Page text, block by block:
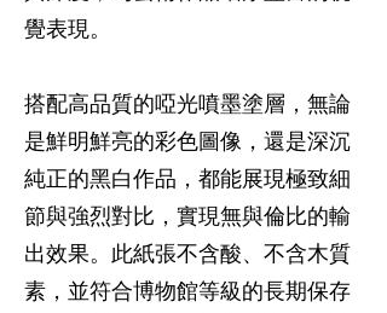
覺表現。
搭配高品質的啞光噴墨塗層，無論
是鮮明鮮亮的彩色圖像，還是深沉
純正的黑白作品，都能展現極致細
節與強烈對比，實現無與倫比的輸
出效果。此紙張不含酸、不含木質
素，並符合博物館等級的長期保存